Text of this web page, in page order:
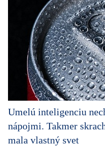
Umelú inteligenciu
nápojmi. Takmer
mala vlastný svet